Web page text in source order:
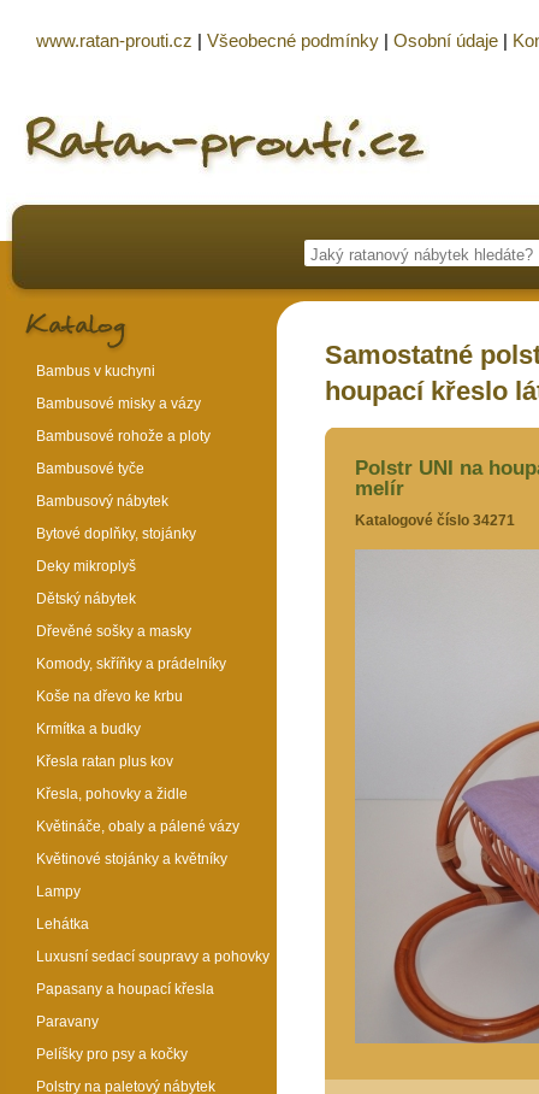
Samostatné
houpací křeslo
Polstr UNI na
melír
Katalogové číslo 34271
Bambus v kuchyni
Bambusové misky a vázy
Bambusové rohože a ploty
Bambusové tyče
Bambusový nábytek
Bytové doplňky, stojánky
Deky mikroplyš
Dětský nábytek
Dřevěné sošky a masky
Komody, skříňky a prádelníky
Koše na dřevo ke krbu
Krmítka a budky
Křesla ratan plus kov
Křesla, pohovky a židle
Květináče, obaly a pálené vázy
Květinové stojánky a květníky
Lampy
Lehátka
Luxusní sedací soupravy a pohovky
Papasany a houpací křesla
Paravany
Pelíšky pro psy a kočky
Polstry na paletový nábytek
www.ratan-prouti.cz | Všeobecné podmínky | Osobní údaje |